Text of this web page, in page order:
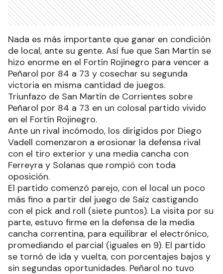
Nada es más importante que ganar en condición
de local, ante su gente. Así fue que San Martín se
hizo enorme en el Fortín Rojinegro para vencer a
Peñarol por 84 a 73 y cosechar su segunda
victoria en misma cantidad de juegos.
Triunfazo de San Martín de Corrientes sobre
Peñarol por 84 a 73 en un colosal partido vivido
en el Fortín Rojinegro.
Ante un rival incómodo, los dirigidos por Diego
Vadell comenzaron a erosionar la defensa rival
con el tiro exterior y una media cancha con
Ferreyra y Solanas que rompió con toda
oposición.
El partido comenzó parejo, con el local un poco
más fino a partir del juego de Saíz castigando
con el pick and roll (siete puntos). La visita por su
parte, estuvo firme en la defensa de la media
cancha correntina, para equilibrar el electrónico,
promediando el parcial (iguales en 9). El partido
se tornó de ida y vuelta, con porcentajes bajos y
sin segundas oportunidades. Peñarol no tuvo